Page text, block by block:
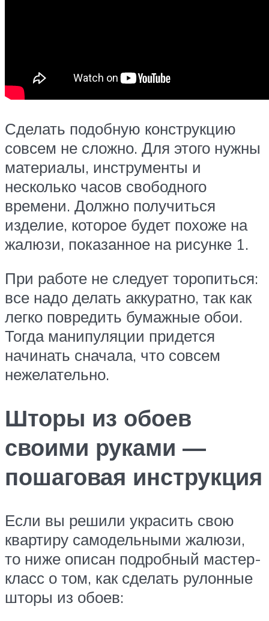
Сделать подобную конструкцию
совсем не сложно. Для этого нужны
материалы, инструменты и
несколько часов свободного
времени. Должно получиться
изделие, которое будет похоже на
жалюзи, показанное на рисунке 1.
При работе не следует торопиться:
все надо делать аккуратно, так как
легко повредить бумажные обои.
Тогда манипуляции придется
начинать сначала, что совсем
нежелательно.
Шторы из обоев
своими руками —
пошаговая инструкция
Если вы решили украсить свою
квартиру самодельными жалюзи,
то ниже описан подробный мастер-
класс о том, как сделать рулонные
шторы из обоев: